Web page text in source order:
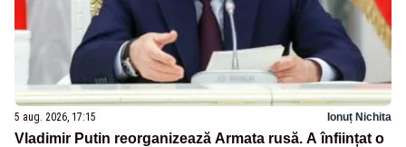
5 aug. 2026, 17:15 Ionuț Nichita
Vladimir Putin reorganizează Armata rusă. A înființat o